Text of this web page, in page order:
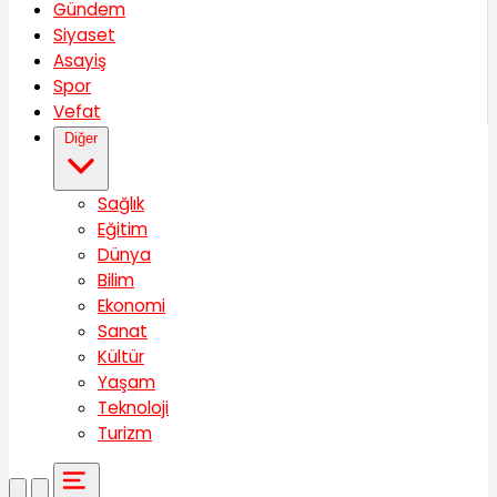
Gündem
Siyaset
Asayiş
Spor
Vefat
Diğer
Sağlık
Eğitim
Dünya
Bilim
Ekonomi
Sanat
Kültür
Yaşam
Teknoloji
Turizm